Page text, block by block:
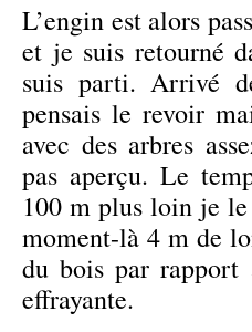
L’engin est alors
et je suis retourné
suis parti. Arrivé
pensais le revoir
avec des arbres
pas aperçu. Le
100 m plus loin je
moment-là 4 m de
du bois par rapport
effrayante.